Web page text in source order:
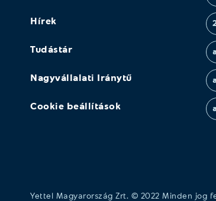
Hírek
Tudástár
Nagyvállalati Iránytű
Cookie beállítások
Yettel Magyarország Zrt. © 2022 Minden jog